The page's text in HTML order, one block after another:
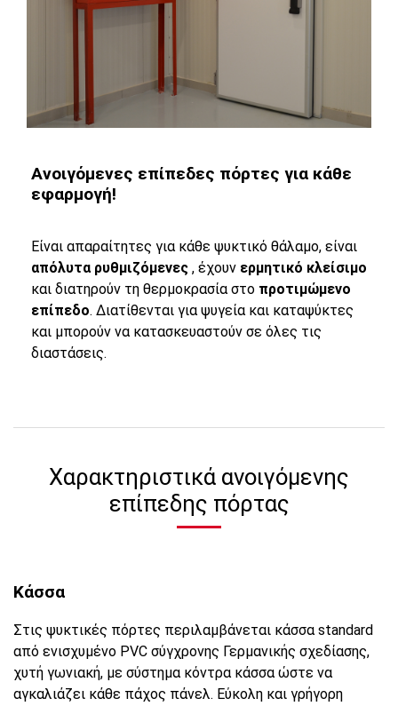
Ανοιγόμενες επίπεδες πόρτες για κάθε
εφαρμογή!
Είναι απαραίτητες για κάθε ψυκτικό θάλαμο, είναι
απόλυτα ρυθμιζόμενες , έχουν ερμητικό κλείσιμο
και διατηρούν τη θερμοκρασία στο προτιμώμενο
επίπεδο. Διατίθενται για ψυγεία και καταψύκτες
και μπορούν να κατασκευαστούν σε όλες τις
διαστάσεις.
Χαρακτηριστικά ανοιγόμενης
επίπεδης πόρτας
Κάσσα
Στις ψυκτικές πόρτες περιλαμβάνεται κάσσα standard
από ενισχυμένο PVC σύγχρονης Γερμανικής σχεδίασης,
χυτή γωνιακή, με σύστημα κόντρα κάσσα ώστε να
αγκαλιάζει κάθε πάχος πάνελ. Εύκολη και γρήγορη